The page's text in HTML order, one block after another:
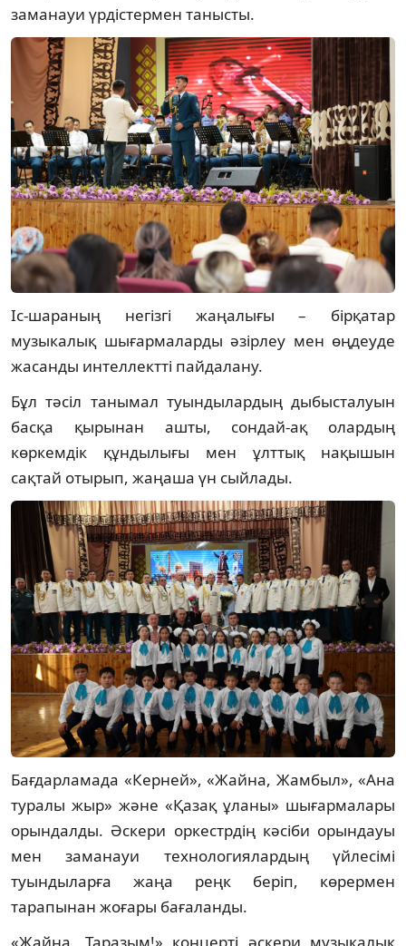
заманауи үрдістермен танысты.
Іс-шараның негізгі жаңалығы – бірқатар
музыкалық шығармаларды әзірлеу мен өңдеуде
жасанды интеллектті пайдалану.
Бұл тәсіл танымал туындылардың дыбысталуын
басқа қырынан ашты, сондай-ақ олардың
көркемдік құндылығы мен ұлттық нақышын
сақтай отырып, жаңаша үн сыйлады.
Бағдарламада «Керней», «Жайна, Жамбыл», «Ана
туралы жыр» және «Қазақ ұланы» шығармалары
орындалды. Әскери оркестрдің кәсіби орындауы
мен заманауи технологиялардың үйлесімі
туындыларға жаңа реңк беріп, көрермен
тарапынан жоғары бағаланды.